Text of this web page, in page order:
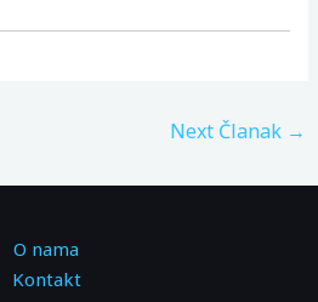
Next Članak →
O nama
Kontakt